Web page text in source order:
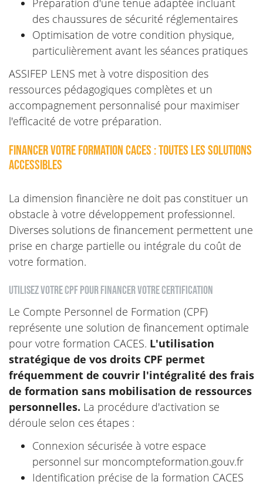
Préparation d'une tenue adaptée incluant
des chaussures de sécurité réglementaires
Optimisation de votre condition physique,
particulièrement avant les séances pratiques
ASSIFEP LENS met à votre disposition des
ressources pédagogiques complètes et un
accompagnement personnalisé pour maximiser
l'efficacité de votre préparation.
Financer votre formation CACES : toutes les solutions
accessibles
La dimension financière ne doit pas constituer un
obstacle à votre développement professionnel.
Diverses solutions de financement permettent une
prise en charge partielle ou intégrale du coût de
votre formation.
Utilisez votre CPF pour financer votre certification
Le Compte Personnel de Formation (CPF)
représente une solution de financement optimale
pour votre formation CACES. L'utilisation
stratégique de vos droits CPF permet
fréquemment de couvrir l'intégralité des frais
de formation sans mobilisation de ressources
personnelles. La procédure d'activation se
déroule selon ces étapes :
Connexion sécurisée à votre espace
personnel sur moncompteformation.gouv.fr
Identification précise de la formation CACES